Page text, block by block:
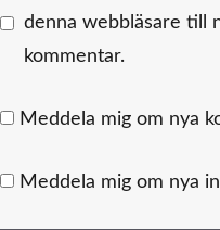
denna webbläsare till
kommentar.
Meddela mig om nya
Meddela mig om nya